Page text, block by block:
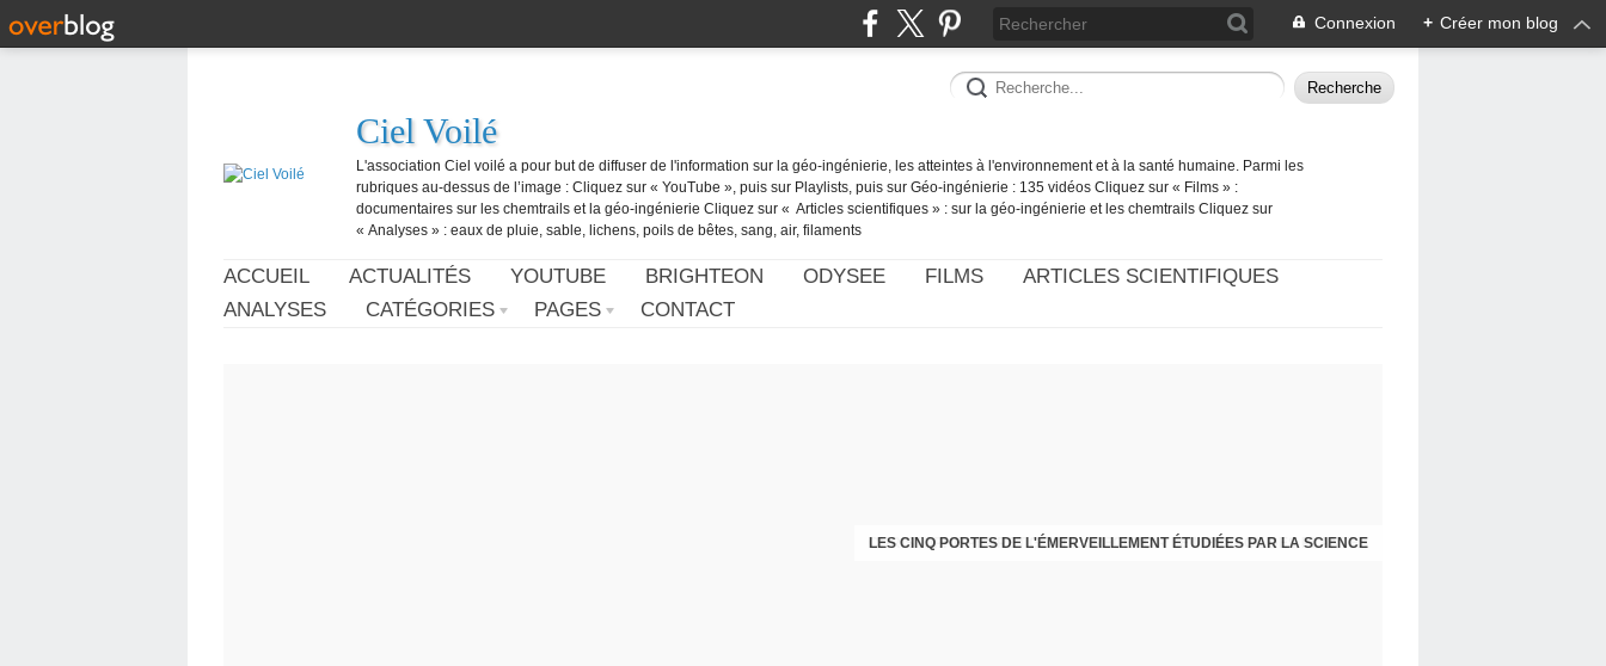
Connexion + Créer mon blog
Ciel Voilé
L'association Ciel voilé a pour but de diffuser de l'information sur la géo-ingénierie, les atteintes à l'environnement et à la santé humaine. Parmi les
rubriques au-dessus de l’image : Cliquez sur « YouTube », puis sur Playlists, puis sur Géo-ingénierie : 135 vidéos Cliquez sur « Films » :
documentaires sur les chemtrails et la géo-ingénierie Cliquez sur « Articles scientifiques » : sur la géo-ingénierie et les chemtrails Cliquez sur
« Analyses » : eaux de pluie, sable, lichens, poils de bêtes, sang, air, filaments
ACCUEIL ACTUALITÉS YOUTUBE BRIGHTEON ODYSEE FILMS
ARTICLES SCIENTIFIQUES
ANALYSES
CATÉGORIES PAGES CONTACT
LES CINQ PORTES DE L'ÉMERVEILLEMENT ÉTUDIÉES PAR LA SCIENCE
CHRISTOPHE PERRET GENTIL : RECEVOIR LE MESSAGE DES PLANTES